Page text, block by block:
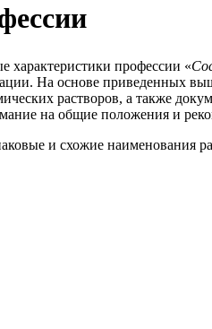
профессии «
На основе приведенных
растворов, а также
на общие положения и
и схожие наименования